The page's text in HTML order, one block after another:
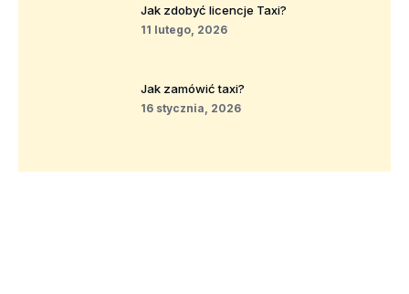
Jak zdobyć licencje Taxi?
11 lutego, 2026
Jak zamówić taxi?
16 stycznia, 2026